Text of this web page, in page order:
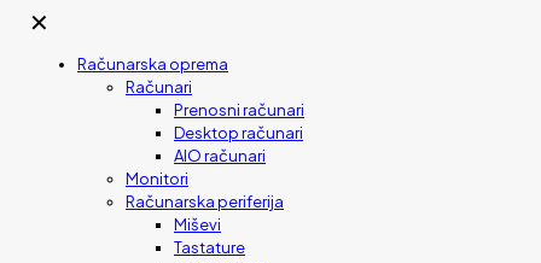
✕
Računarska oprema
Računari
Prenosni računari
Desktop računari
AIO računari
Monitori
Računarska periferija
Miševi
Tastature